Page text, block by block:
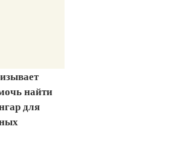
найти
для